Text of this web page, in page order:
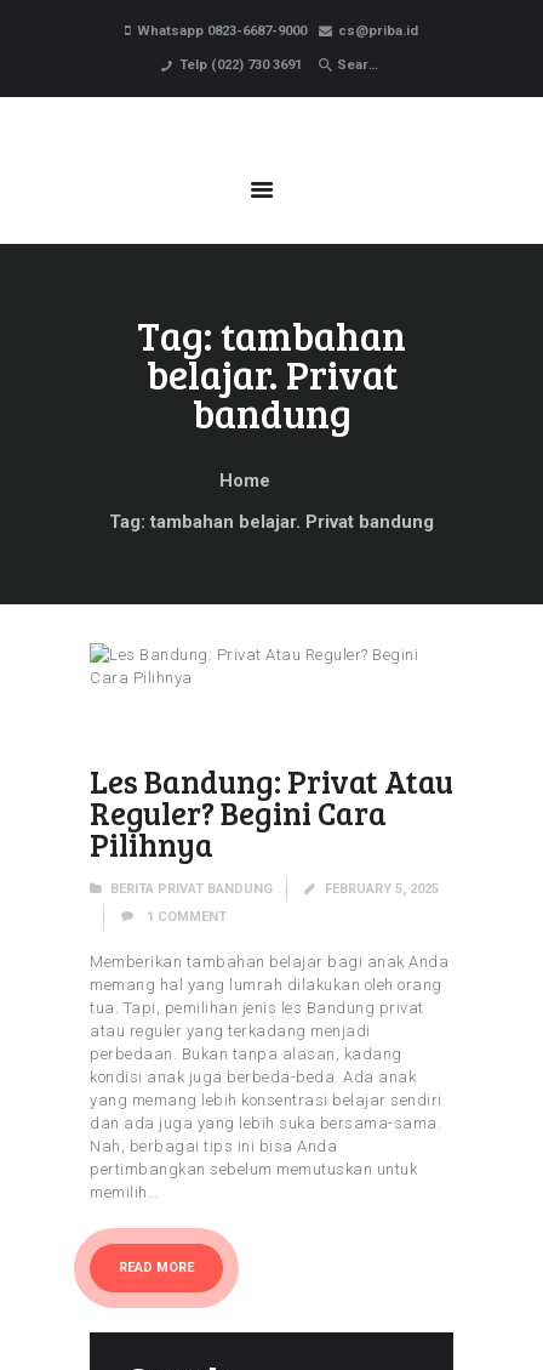
Whatsapp 0823-6687-9000 cs@priba.id
Telp (022) 730 3691
Tag: tambahan
belajar. Privat
bandung
Home
Tag: tambahan belajar. Privat bandung
HOME
PROFIL
PROGRAM BELAJAR
Les Bandung: Privat Atau
Reguler? Begini Cara
Pilihnya
BERITA PRIVAT BANDUNG
FEBRUARY 5, 2025
1 COMMENT
Memberikan tambahan belajar bagi anak Anda
memang hal yang lumrah dilakukan oleh orang
tua. Tapi, pemilihan jenis les Bandung privat
atau reguler yang terkadang menjadi
perbedaan. Bukan tanpa alasan, kadang
kondisi anak juga berbeda-beda. Ada anak
yang memang lebih konsentrasi belajar sendiri
dan ada juga yang lebih suka bersama-sama.
Nah, berbagai tips ini bisa Anda
pertimbangkan sebelum memutuskan untuk
memilih…
READ MORE